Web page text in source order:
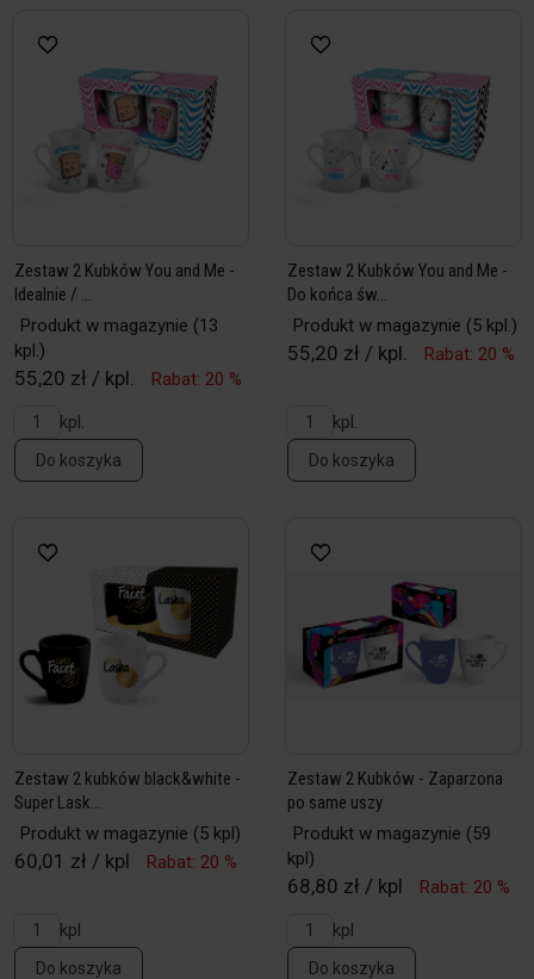
Zestaw 2 Kubków You and Me -
Idealnie / ...
Produkt w magazynie (13
kpl.)
55,20 zł / kpl.
Rabat: 20 %
kpl.
Do koszyka
Zestaw 2 Kubków You and Me -
Do końca św...
Produkt w magazynie (5 kpl.)
55,20 zł / kpl. Rabat: 20 %
kpl.
Do koszyka
Zestaw 2 kubków black&white -
Super Lask...
Produkt w magazynie (5 kpl)
60,01 zł / kpl Rabat: 20 %
kpl
Do koszyka
Zestaw 2 Kubków - Zaparzona
po same uszy
Produkt w magazynie (59
kpl)
68,80 zł / kpl
Rabat: 20 %
kpl
Do koszyka